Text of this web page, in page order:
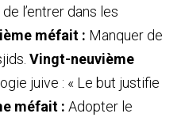
l’entrer dans les
méfait : Manquer de
Vingt-neuvième
juive : « Le but justifie
méfait : Adopter le